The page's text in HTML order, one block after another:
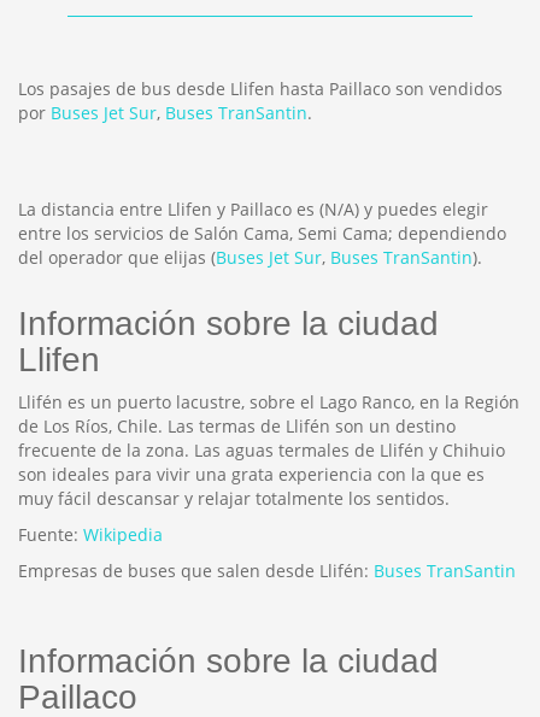
Los pasajes de bus desde Llifen hasta Paillaco son vendidos
por Buses Jet Sur, Buses TranSantin.
La distancia entre Llifen y Paillaco es (N/A) y puedes elegir
entre los servicios de Salón Cama, Semi Cama; dependiendo
del operador que elijas (Buses Jet Sur, Buses TranSantin).
Información sobre la ciudad
Llifen
Llifén es un puerto lacustre, sobre el Lago Ranco, en la Región
de Los Ríos, Chile. Las termas de Llifén son un destino
frecuente de la zona. Las aguas termales de Llifén y Chihuio
son ideales para vivir una grata experiencia con la que es
muy fácil descansar y relajar totalmente los sentidos.
Fuente: Wikipedia
Empresas de buses que salen desde Llifén: Buses TranSantin
Información sobre la ciudad
Paillaco